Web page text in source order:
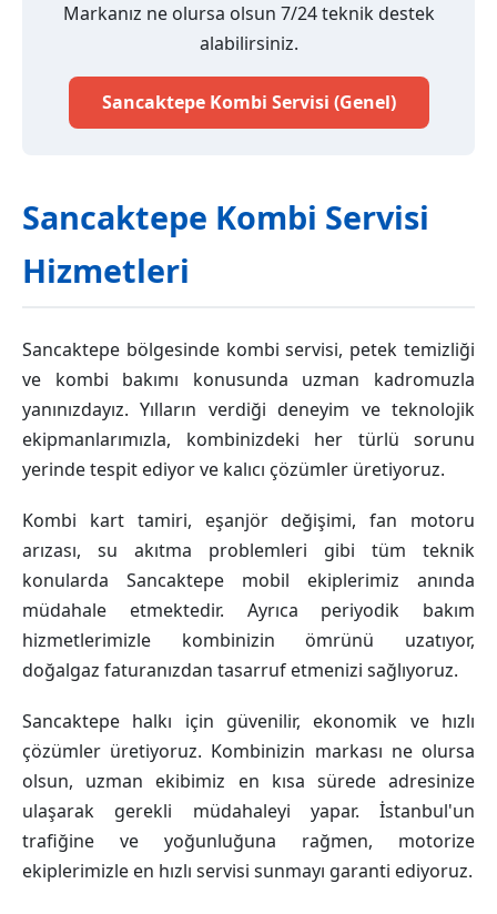
Markanız ne olursa olsun 7/24 teknik destek
alabilirsiniz.
Sancaktepe Kombi Servisi (Genel)
Sancaktepe Kombi Servisi
Hizmetleri
Sancaktepe bölgesinde kombi servisi, petek temizliği
ve kombi bakımı konusunda uzman kadromuzla
yanınızdayız. Yılların verdiği deneyim ve teknolojik
ekipmanlarımızla, kombinizdeki her türlü sorunu
yerinde tespit ediyor ve kalıcı çözümler üretiyoruz.
Kombi kart tamiri, eşanjör değişimi, fan motoru
arızası, su akıtma problemleri gibi tüm teknik
konularda Sancaktepe mobil ekiplerimiz anında
müdahale etmektedir. Ayrıca periyodik bakım
hizmetlerimizle kombinizin ömrünü uzatıyor,
doğalgaz faturanızdan tasarruf etmenizi sağlıyoruz.
Sancaktepe halkı için güvenilir, ekonomik ve hızlı
çözümler üretiyoruz. Kombinizin markası ne olursa
olsun, uzman ekibimiz en kısa sürede adresinize
ulaşarak gerekli müdahaleyi yapar. İstanbul'un
trafiğine ve yoğunluğuna rağmen, motorize
ekiplerimizle en hızlı servisi sunmayı garanti ediyoruz.